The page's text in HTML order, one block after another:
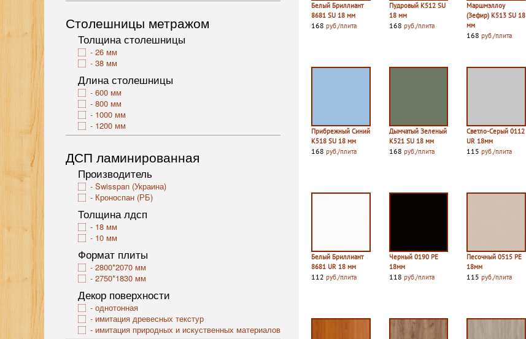
Столешницы метражом
Толщина столешницы
26 мм
38 мм
Длина столешницы
600 мм
800 мм
1000 мм
1200 мм
ДСП ламинированная
Производитель
Swisspan (Украина)
Кроноспан (РБ)
Толщина лдсп
18 мм
10 мм
Формат плиты
2800*2070 мм
2750*1830 мм
Декор поверхности
однотонная
имитация древесных текстур
имитация природных и искуственных материалов
Белый Бриллиант
8681 SU 18 мм
168 руб./плита
Пудровый К512 SU
18 мм
168 руб./плита
Маршмэллоу
(Зефир) К513 SU 18
мм
168руб./плита
Прибрежный Синий
К518 SU 18 мм
168 руб./плита
Дымчатый Зеленый
К521 SU 18 мм
168 руб./плита
Светло-Серый 0112
UR 18мм
115руб./плита
Белый Бриллиант
8681 UR 18 мм
112 руб./плита
Черный 0190 PE
18мм
118 руб./плита
Песочный 0515 PE
18мм
115руб./плита